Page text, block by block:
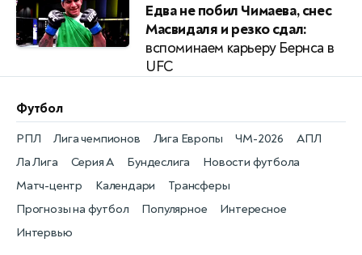
Едва не побил Чимаева, снес
Масвидаля и резко сдал:
вспоминаем карьеру Бернса в
UFC
Футбол
Новости футбола
РПЛ
Матч-центр
Лига чемпионов
Календари
Лига Европы
Трансферы
ЧМ-2026
Прогнозы на футбол
АПЛ
Популярное
Ла Лига
Интересное
Серия А
Интервью
Бундеслига